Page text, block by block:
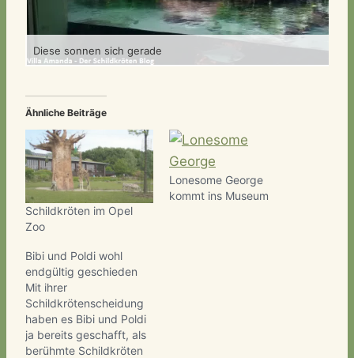
Diese sonnen sich gerade
Ähnliche Beiträge
Schildkröten im Opel
Zoo
Lonesome George
kommt ins Museum
Bibi und Poldi wohl
endgültig geschieden
Mit ihrer
Schildkrötenscheidung
haben es Bibi und Poldi
ja bereits geschafft, als
berühmte Schildkröten